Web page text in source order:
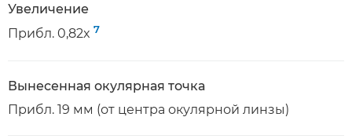
Увеличение
Прибл. 0,82x 7
Вынесенная окулярная точка
Прибл. 19 мм (от центра окулярной линзы)